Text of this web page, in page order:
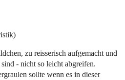
zu reisserisch aufgemacht und
- nicht so leicht abgreifen.
sollte wenn es in dieser